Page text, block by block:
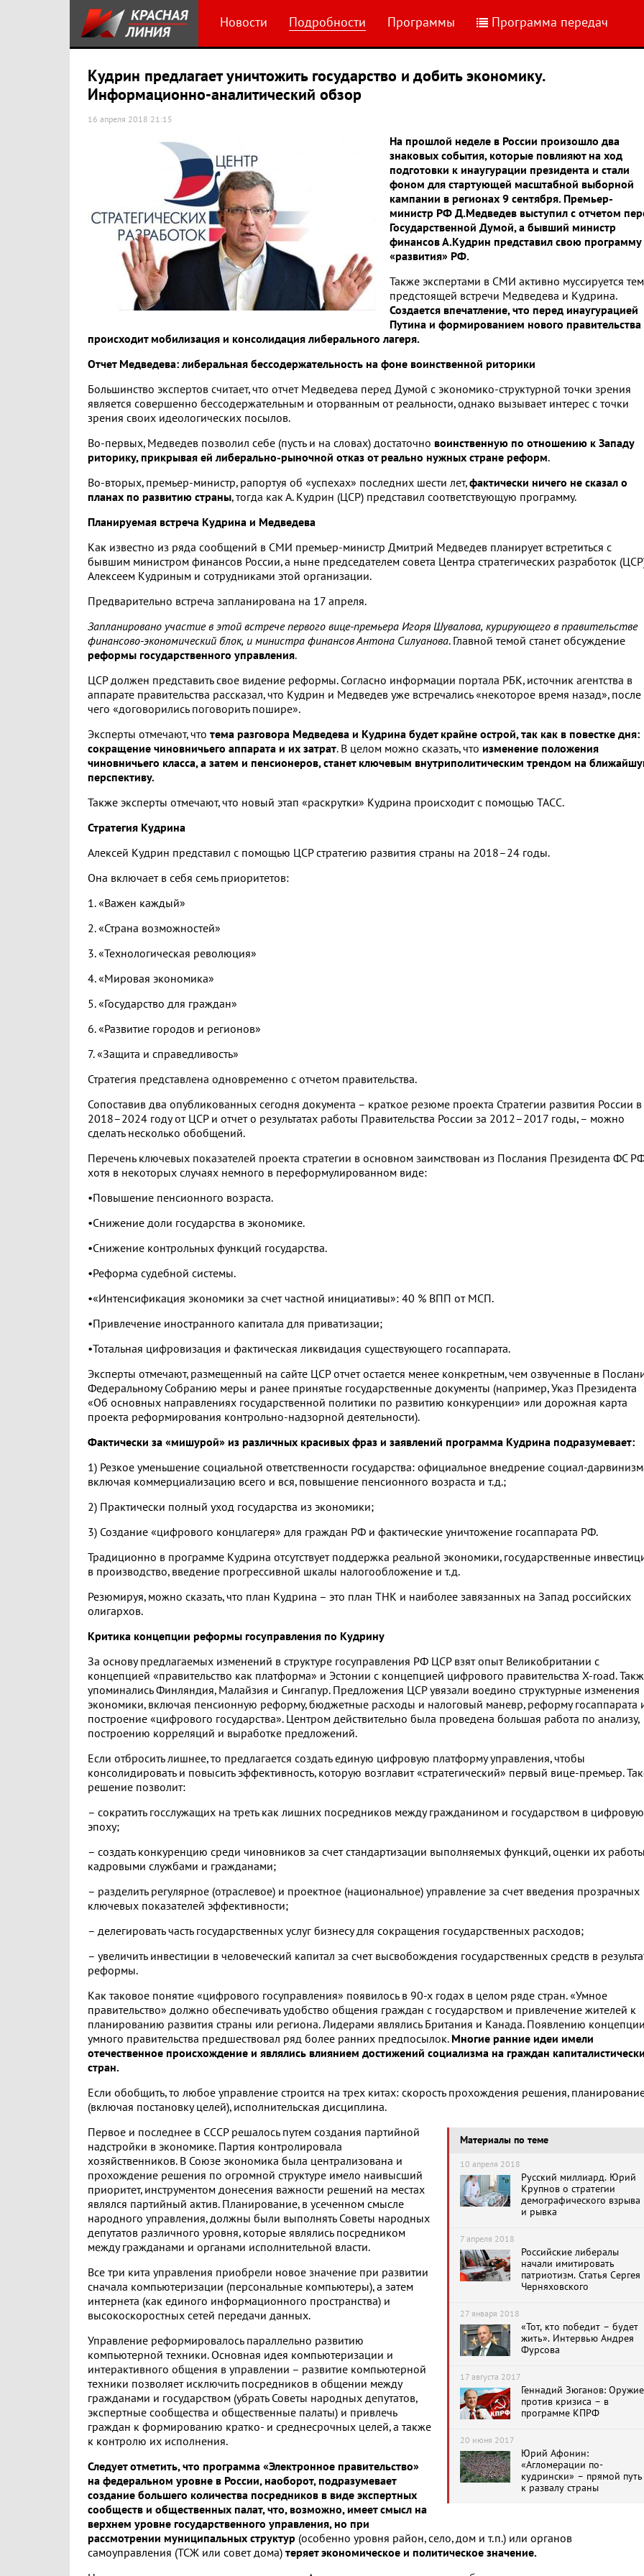
Новости Подробности Программы Программа передач
Кудрин предлагает уничтожить государство и добить экономику.
Информационно-аналитический обзор
16 апреля 2018 21:15
На прошлой неделе в России произошло два
знаковых события, которые повлияют на ход
подготовки к инаугурации президента и стали
фоном для стартующей масштабной выборной
кампании в регионах 9 сентября. Премьер-
министр РФ Д.Медведев выступил с отчетом
Государственной Думой, а бывший министр
финансов А.Кудрин представил свою программу
«развития» РФ.
Также экспертами в СМИ активно муссируется
предстоящей встречи Медведева и Кудрина.
Создается впечатление, что перед инаугурацией
Путина и формированием нового правительства
происходит мобилизация и консолидация либерального лагеря.
Отчет Медведева: либеральная бессодержательность на фоне воинственной риторики
Большинство экспертов считает, что отчет Медведева перед Думой с экономико-структурной точки зрения
является совершенно бессодержательным и оторванным от реальности, однако вызывает интерес с точки
зрения своих идеологических посылов.
Во-первых, Медведев позволил себе (пусть и на словах) достаточно воинственную по отношению к Западу
риторику, прикрывая ей либерально-рыночной отказ от реально нужных стране реформ.
Во-вторых, премьер-министр, рапортуя об «успехах» последних шести лет,фактически ничего не сказал о
планах по развитию страны, тогда как А. Кудрин (ЦСР) представил соответствующую программу.
Планируемая встреча Кудрина и Медведева
Как известно из ряда сообщений в СМИ премьер-министр Дмитрий Медведев планирует встретиться с
бывшим министром финансов России, а ныне председателем совета Центра стратегических разработок
Алексеем Кудриным и сотрудниками этой организации.
Предварительно встреча запланирована на 17 апреля.
Запланировано участие в этой встрече первого вице-премьера Игоря Шувалова, курирующего в правительстве
финансово-экономический блок, и министра финансов Антона Силуанова. Главной темой станет обсуждение
реформы государственного управления.
ЦСР должен представить свое видение реформы. Согласно информации портала РБК, источник агентства в
аппарате правительства рассказал, что Кудрин и Медведев уже встречались «некоторое время назад», после
чего «договорились поговорить пошире».
Эксперты отмечают, что тема разговора Медведева и Кудрина будет крайне острой, так как в повестке дня:
сокращение чиновничьего аппарата и их затрат. В целом можно сказать, что изменение положения
чиновничьего класса, а затем и пенсионеров, станет ключевым внутриполитическим трендом на
перспективу.
Также эксперты отмечают, что новый этап «раскрутки» Кудрина происходит с помощью ТАСС.
Стратегия Кудрина
Алексей Кудрин представил с помощью ЦСР стратегию развития страны на 2018–24 годы.
Она включает в себя семь приоритетов:
1. «Важен каждый»
2. «Страна возможностей»
3. «Технологическая революция»
4. «Мировая экономика»
5. «Государство для граждан»
6. «Развитие городов и регионов»
7. «Защита и справедливость»
Стратегия представлена одновременно с отчетом правительства.
Сопоставив два опубликованных сегодня документа – краткое резюме проекта Стратегии развития России в
2018–2024 году от ЦСР и отчет о результатах работы Правительства России за 2012–2017 годы, – можно
сделать несколько обобщений.
Перечень ключевых показателей проекта стратегии в основном заимствован из Послания Президента ФС
хотя в некоторых случаях немного в переформулированном виде:
•Повышение пенсионного возраста.
•Снижение доли государства в экономике.
•Снижение контрольных функций государства.
•Реформа судебной системы.
•«Интенсификация экономики за счет частной инициативы»: 40 % ВПП от МСП.
•Привлечение иностранного капитала для приватизации;
•Тотальная цифровизация и фактическая ликвидация существующего госаппарата.
Эксперты отмечают, размещенный на сайте ЦСР отчет остается менее конкретным, чем озвученные в
Федеральному Собранию меры и ранее принятые государственные документы (например, Указ Президента
«Об основных направлениях государственной политики по развитию конкуренции» или дорожная карта
проекта реформирования контрольно-надзорной деятельности).
Фактически за «мишурой» из различных красивых фраз и заявлений программа Кудрина подразумевает:
1) Резкое уменьшение социальной ответственности государства: официальное внедрение социал-
включая коммерциализацию всего и вся, повышение пенсионного возраста и т.д.;
2) Практически полный уход государства из экономики;
3) Создание «цифрового концлагеря» для граждан РФ и фактические уничтожение госаппарата РФ.
Традиционно в программе Кудрина отсутствует поддержка реальной экономики, государственные
в производство, введение прогрессивной шкалы налогообложение и т.д.
Резюмируя, можно сказать, что план Кудрина – это план ТНК и наиболее завязанных на Запад российских
олигархов.
Критика концепции реформы госуправления по Кудрину
За основу предлагаемых изменений в структуре госуправления РФ ЦСР взят опыт Великобритании с
концепцией «правительство как платформа» и Эстонии с концепцией цифрового правительства X-road.
упоминались Финляндия, Малайзия и Сингапур. Предложения ЦСР увязали воедино структурные изменения
экономики, включая пенсионную реформу, бюджетные расходы и налоговый маневр, реформу госаппарата
построение «цифрового государства». Центром действительно была проведена большая работа по анализу,
построению корреляций и выработке предложений.
Если отбросить лишнее, то предлагается создать единую цифровую платформу управления, чтобы
консолидировать и повысить эффективность, которую возглавит «стратегический» первый вице-премьер.
решение позволит:
– сократить госслужащих на треть как лишних посредников между гражданином и государством в цифровую
эпоху;
– создать конкуренцию среди чиновников за счет стандартизации выполняемых функций, оценки их работы
кадровыми службами и гражданами;
– разделить регулярное (отраслевое) и проектное (национальное) управление за счет введения прозрачных
ключевых показателей эффективности;
– делегировать часть государственных услуг бизнесу для сокращения государственных расходов;
– увеличить инвестиции в человеческий капитал за счет высвобождения государственных средств в
реформы.
Как таковое понятие «цифрового госуправления» появилось в 90-х годах в целом ряде стран. «Умное
правительство» должно обеспечивать удобство общения граждан с государством и привлечение жителей к
планированию развития страны или региона. Лидерами являлись Британия и Канада. Появлению концепции
умного правительства предшествовал ряд более ранних предпосылок. Многие ранние идеи имели
отечественное происхождение и являлись влиянием достижений социализма на граждан
стран.
Если обобщить, то любое управление строится на трех китах: скорость прохождения решения,
(включая постановку целей), исполнительская дисциплина.
Материалы по теме
10 апреля 2018
Русский миллиард. Юрий
Крупнов о стратегии
демографического взрыва
и рывка
7 апреля 2018
Российские либералы
начали имитировать
патриотизм. Статья Сергея
Черняховского
27 января 2018
«Тот, кто победит – будет
жить». Интервью Андрея
Фурсова
17 августа 2017
Геннадий Зюганов: Оружие
против кризиса – в
программе КПРФ
20 июня 2017
Юрий Афонин:
«Агломерации по-
кудрински» – прямой путь
к развалу страны
Первое и последнее в СССР решалось путем создания партийной
надстройки в экономике. Партия контролировала
хозяйственников. В Союзе экономика была централизована и
прохождение решения по огромной структуре имело наивысший
приоритет, инструментом донесения важности решений на местах
являлся партийный актив. Планирование, в усеченном смысле
народного управления, должны были выполнять Советы народных
депутатов различного уровня, которые являлись посредником
между гражданами и органами исполнительной власти.
Все три кита управления приобрели новое значение при развитии
сначала компьютеризации (персональные компьютеры), а затем
интернета (как единого информационного пространства) и
высокоскоростных сетей передачи данных.
Управление реформировалось параллельно развитию
компьютерной техники. Основная идея компьютеризации и
интерактивного общения в управлении – развитие компьютерной
техники позволяет исключить посредников в общении между
гражданами и государством (убрать Советы народных депутатов,
экспертные сообщества и общественные палаты) и привлечь
граждан к формированию кратко- и среднесрочных целей, а также
к контролю их исполнения.
Следует отметить, что программа «Электронное правительство»
на федеральном уровне в России, наоборот, подразумевает
создание большего количества посредников в виде экспертных
сообществ и общественных палат, что, возможно, имеет смысл на
верхнем уровне государственного управления, но при
рассмотрении муниципальных структур (особенно уровня район, село, дом и т.п.) или органов
самоуправления (ТСЖ или совет дома) теряет экономическое и политическое значение.